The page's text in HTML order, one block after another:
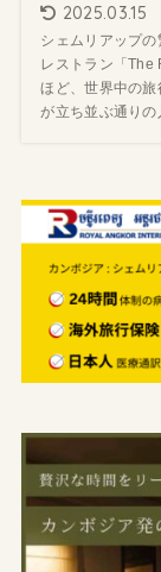
2025.03.15
シェムリアップ
レストラン「The
ほど、世界中の
が立ち並ぶ通りの